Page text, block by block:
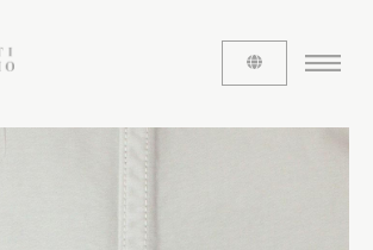
CHI SIAMO